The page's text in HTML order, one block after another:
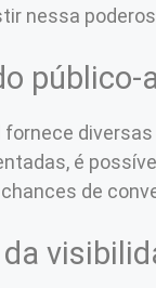
nessa
público-
fornece
é
de